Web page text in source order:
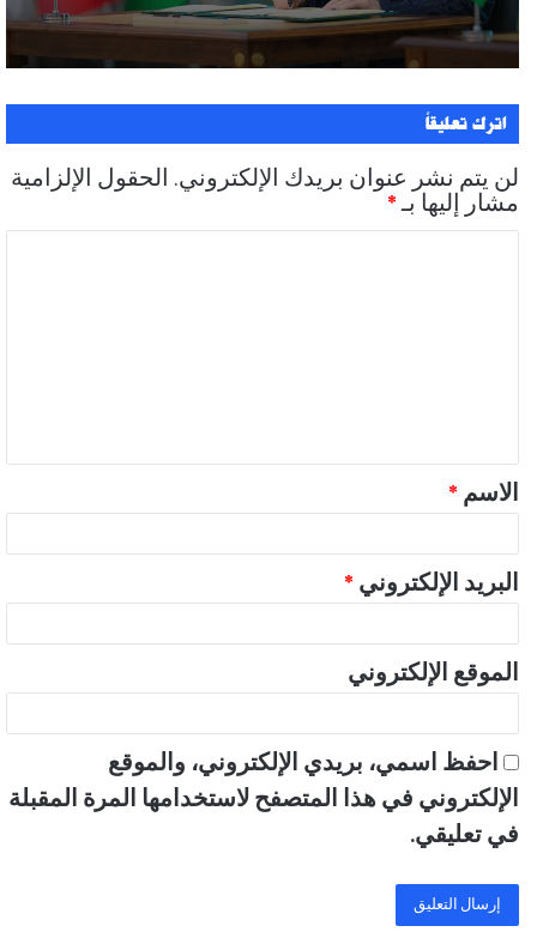
اترك تعليقاً
لن يتم نشر عنوان بريدك الإلكتروني. الحقول الإلزامية
مشار إليها بـ*
ق
*
الاسم *
البريد الإلكتروني *
الموقع الإلكتروني
احفظ اسمي، بريدي الإلكتروني، والموقع
الإلكتروني في هذا المتصفح لاستخدامها المرة المقبلة
في تعليقي.